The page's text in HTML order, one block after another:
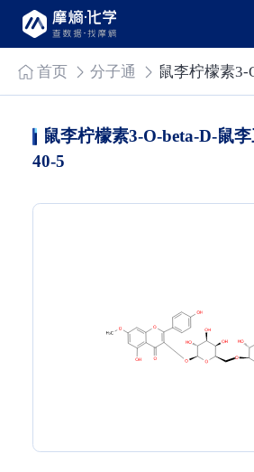
首页 分子通 鼠李柠檬素3-
鼠李柠檬素3-O-beta-D-鼠
40-5